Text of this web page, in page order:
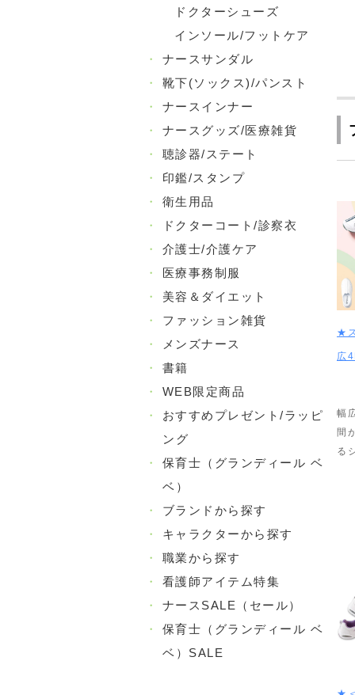
ドクターシューズ
インソール/フットケア
・
ナースサンダル
・
靴下(ソックス)/パンスト
・
ナースインナー
・
ナースグッズ/医療雑貨
・
聴診器/ステート
・
印鑑/スタンプ
・
衛生用品
・
ドクターコート/診察衣
・
介護士/介護ケア
・
医療事務制服
・
美容＆ダイエット
・
ファッション雑貨
・
メンズナース
・
書籍
・
WEB限定商品
・
おすすめプレゼント/ラッピ
ング
・
保育士（グランディール ベ
ベ）
・
ブランドから探す
・
キャラクターから探す
・
職業から探す
・
看護師アイテム特集
・
ナースSALE（セール）
・
保育士（グランディール ベ
ベ）SALE
★
広
幅
間
る